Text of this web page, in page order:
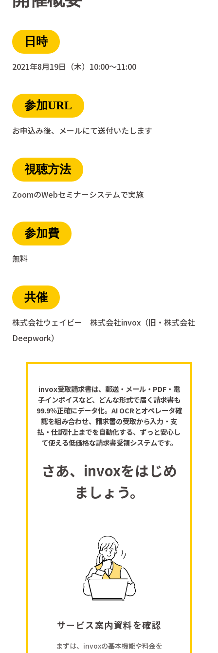
日時
2021年8月19日（木）10:00～11:00
参加URL
お申込み後、メールにて送付いたします
視聴方法
ZoomのWebセミナーシステムで実施
参加費
無料
共催
株式会社ウェイビー 株式会社invox（旧・株式会社
Deepwork）
invox受取請求書は、郵送・メール・PDF・電
子インボイスなど、どんな形式で届く請求書も
99.9％正確にデータ化。AI OCRとオペレータ確
認を組み合わせ、請求書の受取から入力・支
払・仕訳計上までを自動化する、ずっと安心し
て使える低価格な請求書受領システムです。
さあ、invoxをはじめ
ましょう。
サービス案内資料を確認
まずは、invoxの基本機能や料金を